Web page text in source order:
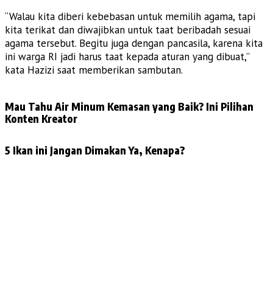
“Walau kita diberi kebebasan untuk memilih agama, tapi
kita terikat dan diwajibkan untuk taat beribadah sesuai
agama tersebut. Begitu juga dengan pancasila, karena kita
ini warga RI jadi harus taat kepada aturan yang dibuat,”
kata Hazizi saat memberikan sambutan.
Mau Tahu Air Minum Kemasan yang Baik? Ini Pilihan
Konten Kreator
5 Ikan ini Jangan Dimakan Ya, Kenapa?